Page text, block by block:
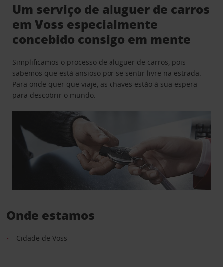
Um serviço de aluguer de carros
em Voss especialmente
concebido consigo em mente
Simplificamos o processo de aluguer de carros, pois
sabemos que está ansioso por se sentir livre na estrada.
Para onde quer que viaje, as chaves estão à sua espera
para descobrir o mundo.
Onde estamos
Cidade de Voss